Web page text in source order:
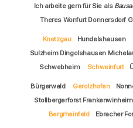
Ich arbeite gern für Sie als
Theres Wonfurt Donnersdorf
Knetzgau Hundelshausen
Sulzheim Dingolshausen
Schwebheim
Schweinfurt
Bürgerwald Gerolzhofen
Stollbergerforst
Bergrheinfeld
Ebracher